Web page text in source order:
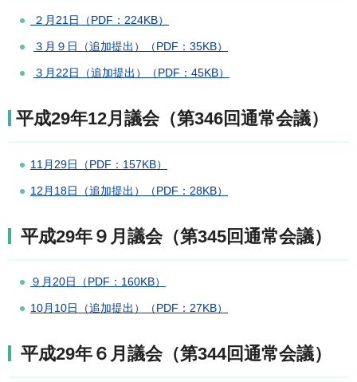
２月21日（PDF：224KB）
３月９日（追加提出）（PDF：35KB）
３月22日（追加提出）（PDF：45KB）
平成29年12月議会（第346回通常会議）
11月29日（PDF：157KB）
12月18日（追加提出）（PDF：28KB）
平成29年９月議会（第345回通常会議）
９月20日（PDF：160KB）
10月10日（追加提出）（PDF：27KB）
平成29年６月議会（第344回通常会議）